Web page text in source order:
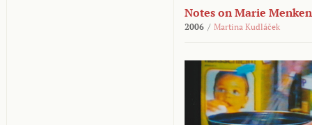
Notes on Marie Menken
2006 / Martina Kudláček